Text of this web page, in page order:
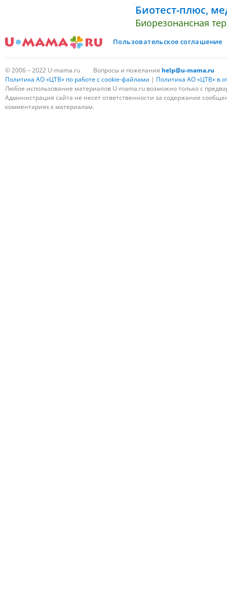
Биотест-плюс,
Биорезонансная
Пользовательское соглашение
© 2006 – 2022 U-mama.ru Вопросы и пожелания help@u-mama.ru
Политика АО «ЦТВ» по работе с cookie-файлами | Политика АО «ЦТВ» в
Любое использование материалов U-mama.ru возможно только с
Администрация сайта не несет ответственности за содержание
комментариях к материалам.